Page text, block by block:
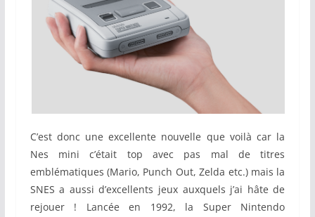
C’est donc une excellente nouvelle que voilà car la
Nes mini c’était top avec pas mal de titres
emblématiques (Mario, Punch Out, Zelda etc.) mais la
SNES a aussi d’excellents jeux auxquels j’ai hâte de
rejouer ! Lancée en 1992, la Super Nintendo